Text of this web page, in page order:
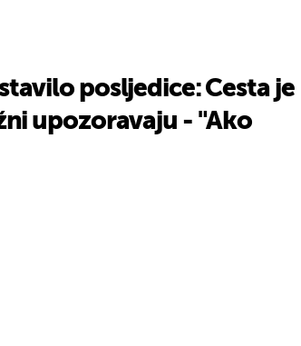
posljedice: Cesta je
upozoravaju - "Ako